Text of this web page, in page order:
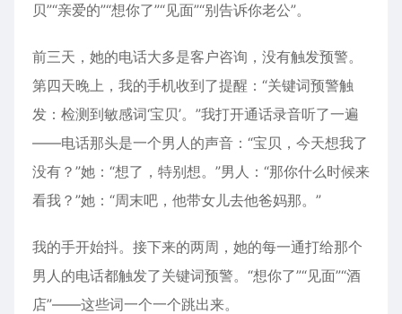
贝”“亲爱的”“想你了”“见面”“别告诉你老公”。
前三天，她的电话大多是客户咨询，没有触发预警。
第四天晚上，我的手机收到了提醒：“关键词预警触
发：检测到敏感词‘宝贝’。”我打开通话录音听了一遍
——电话那头是一个男人的声音：“宝贝，今天想我了
没有？”她：“想了，特别想。”男人：“那你什么时候来
看我？”她：“周末吧，他带女儿去他爸妈那。”
我的手开始抖。接下来的两周，她的每一通打给那个
男人的电话都触发了关键词预警。“想你了”“见面”“酒
店”——这些词一个一个跳出来。